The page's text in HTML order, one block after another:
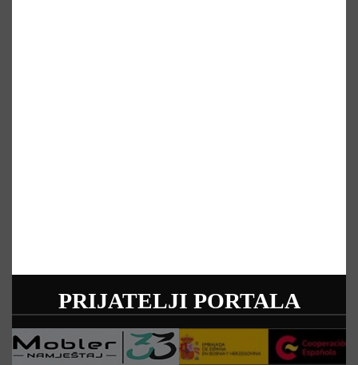
PRIJATELJI PORTALA